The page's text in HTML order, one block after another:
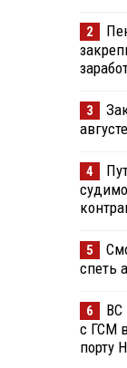
2
3
августе
4
5
спеть
6
ВС
с ГСМ
порту